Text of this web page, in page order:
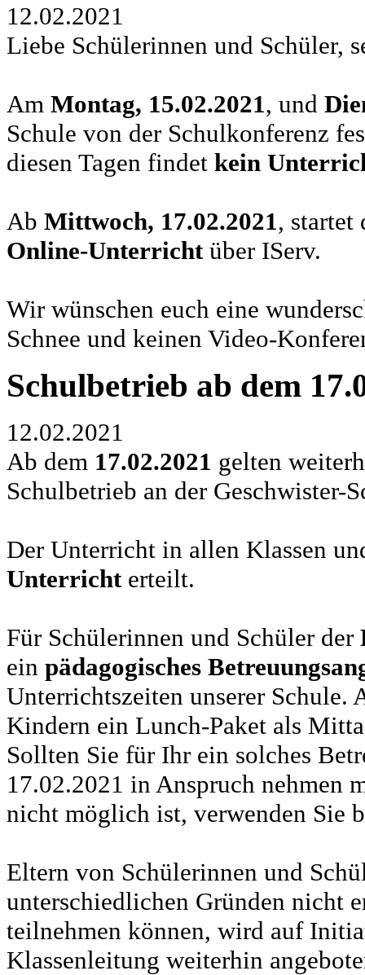
12.02.2021
Liebe Schülerinnen und Schüler,
Am Montag, 15.02.2021, und
Schule von der Schulkonferenz
diesen Tagen findet kein
Ab Mittwoch, 17.02.2021,
Online-Unterrichtüber IServ.
Wir wünschen euch eine
Schnee und keinen Video-
Schulbetrieb ab dem
12.02.2021
Ab dem 17.02.2021 gelten
Schulbetrieb an der Geschwister-
Der Unterricht in allen Klassen
Unterrichterteilt.
Für Schülerinnen und Schüler der
ein pädagogisches
Unterrichtszeiten unserer Schule.
Kindern ein Lunch-Paket als
Sollten Sie für Ihr ein solches
17.02.2021 in Anspruch nehmen
nicht möglich ist, verwenden Sie
Eltern von Schülerinnen und
unterschiedlichen Gründen nicht
teilnehmen können, wird auf
Klassenleitung weiterhin